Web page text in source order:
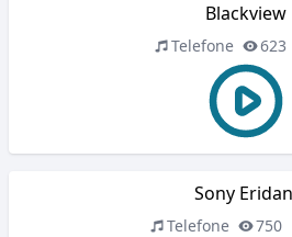
Blackview
Telefone 623
Sony
Telefone 750